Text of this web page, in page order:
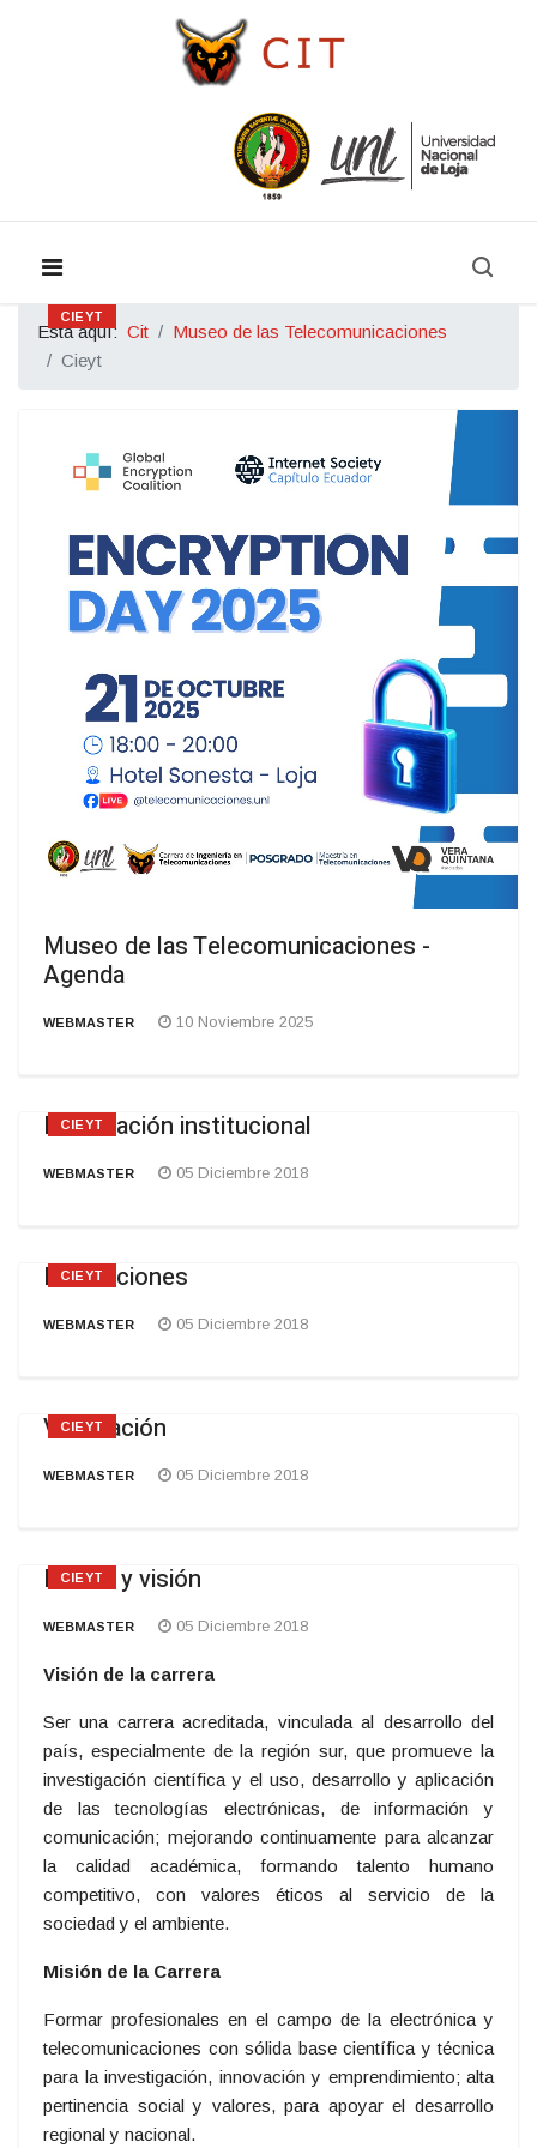
Está aquí: Cit
Museo de las Telecomunicaciones
Cieyt
Museo de las Telecomunicaciones -
Agenda
WEBMASTER
CIEYT
10 Noviembre 2025
Información institucional
WEBMASTER
CIEYT
05 Diciembre 2018
Instalaciones
WEBMASTER
CIEYT
05 Diciembre 2018
Vinculación
WEBMASTER
CIEYT
05 Diciembre 2018
Misión y visión
WEBMASTER
CIEYT
05 Diciembre 2018
Visión de la carrera
Ser una carrera acreditada, vinculada al desarrollo del
país, especialmente de la región sur, que promueve la
investigación científica y el uso, desarrollo y aplicación
de las tecnologías electrónicas, de información y
comunicación; mejorando continuamente para alcanzar
la calidad académica, formando talento humano
competitivo, con valores éticos al servicio de la
sociedad y el ambiente.
Misión de la Carrera
Formar profesionales en el campo de la electrónica y
telecomunicaciones con sólida base científica y técnica
para la investigación, innovación y emprendimiento; alta
pertinencia social y valores, para apoyar el desarrollo
regional y nacional.